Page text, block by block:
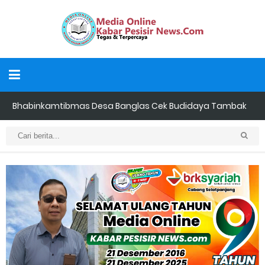
Bhabinkamtibmas Desa Banglas Cek Budidaya Tambak
Udang Warga, Diperkirakan 60.000 Ekor
Tiga Orang Putra Terbaik Desa Alah air Maju Bacalon Kades
Alah air Kecamatan Tebing tinggi Berjalan lancar
LAMR Kepulauan Meranti dan Bawaslu Bakal Laksanakan Kerja
Sama Menyambut Pemilu 2029